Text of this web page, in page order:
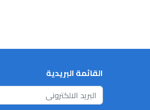
القائمة البريدية